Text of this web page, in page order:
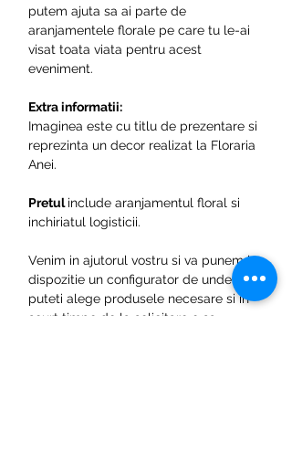
putem ajuta sa ai parte de
aranjamentele florale pe care tu le-ai
visat toata viata pentru acest
eveniment.
Extra informatii:
Imaginea este cu titlu de prezentare si
reprezinta un decor realizat la Floraria
Anei.
Pretulinclude aranjamentul floral si
inchiriatul logisticii.
Venim in ajutorul vostru si va punem la
dispozitie un configurator de unde
puteti alege produsele necesare si in
scurt timpe de la solicitare o sa